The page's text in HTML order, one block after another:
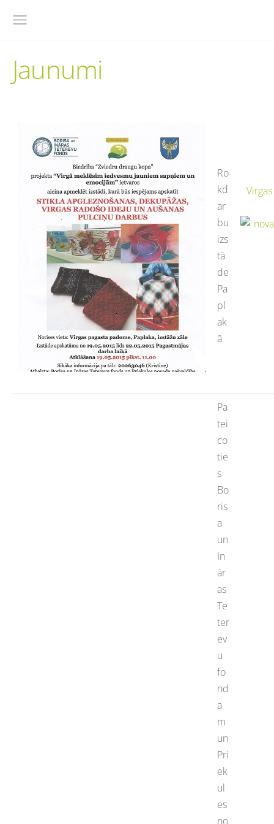
Jaunumi
Ro
kd
ar
bu
izs
tā
de
Pa
pl
ak
ā
Pa
tei
co
tie
s
Bo
ris
a
un
In
ār
as
Te
ter
ev
u
fo
nd
a
m
un
Pri
ek
ul
es
no